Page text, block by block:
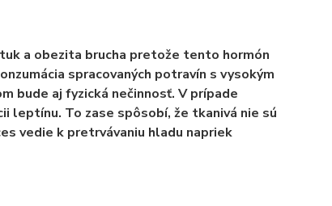
a obezita brucha pretože tento hormón
spracovaných potravín s vysokým
bude aj fyzická nečinnosť. V prípade
leptínu. To zase spôsobí, že tkanivá nie sú
vedie k pretrvávaniu hladu napriek